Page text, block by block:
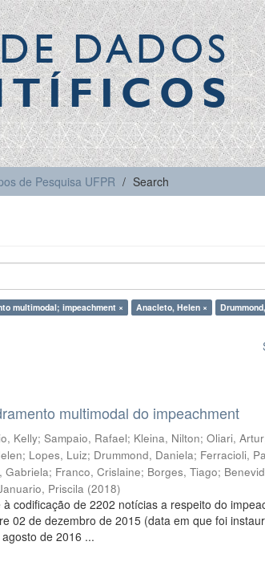
DADOS
de Pesquisa UFPR Search
multimodal; impeachment × Anacleto, Helen ×
multimodal do impeachment
Kelly;Sampaio, Rafael; Kleina, Nilton;Oliari, Artur
; Lopes, Luiz; Drummond, Daniela; Ferracioli,
Gabriela; Franco, Crislaine; Borges, Tiago;
Priscila (2018)
codificação de 2202 notícias a respeito do
02 de dezembro de 2015 (data em que foi
de 2016 ...